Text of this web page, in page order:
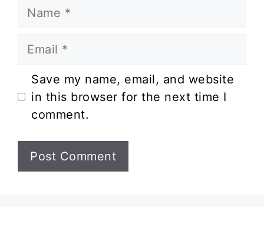
Name
Email
Website
Save my name, email, and website
in this browser for the next time I
comment.